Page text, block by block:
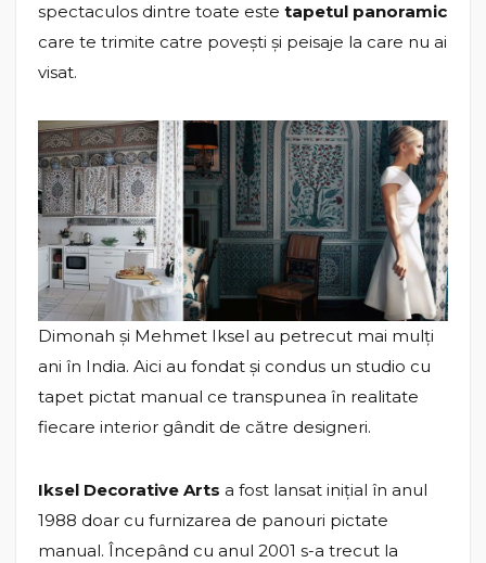
spectaculos dintre toate este tapetul panoramic
care te trimite catre povești și peisaje la care nu ai
visat.
Dimonah și Mehmet Iksel au petrecut mai mulți
ani în India. Aici au fondat și condus un studio cu
tapet pictat manual ce transpunea în realitate
fiecare interior gândit de către designeri.
Iksel Decorative Arts a fost lansat inițial în anul
1988 doar cu furnizarea de panouri pictate
manual. Începând cu anul 2001 s-a trecut la